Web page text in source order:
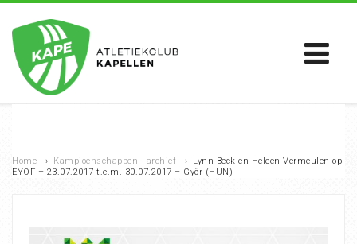
Home › Kampioenschappen - archief › Lynn Beck en Heleen Vermeulen op
EYOF – 23.07.2017 t.e.m. 30.07.2017 – Györ (HUN)